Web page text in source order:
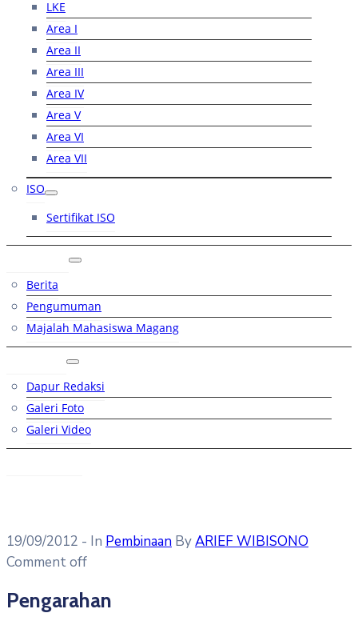
LKE
Area I
Area II
Area III
Area IV
Area V
Area VI
Area VII
ISO
Sertifikat ISO
Berita
Pengumuman
Majalah Mahasiswa Magang
Dapur Redaksi
Galeri Foto
Galeri Video
19/09/2012 - In Pembinaan ByARIEF WIBISONO
Comment off
Pengarahan